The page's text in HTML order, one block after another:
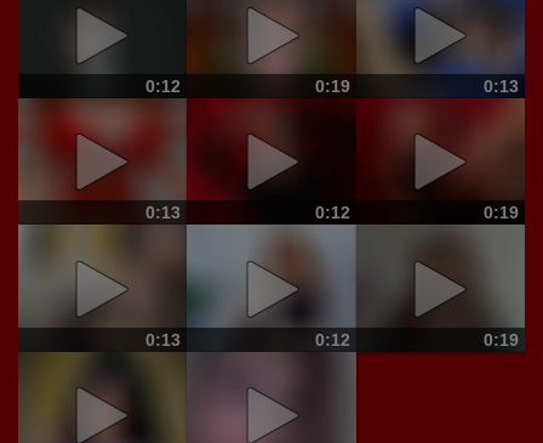
0:12 0:19 0:13
0:13 0:12 0:19
0:13 0:12 0:19